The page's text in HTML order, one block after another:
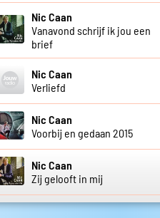
Nic Caan
Vanavond schrijf ik jou een
brief
Nic Caan
Verliefd
Nic Caan
Voorbij en gedaan 2015
Nic Caan
Zij gelooft in mij